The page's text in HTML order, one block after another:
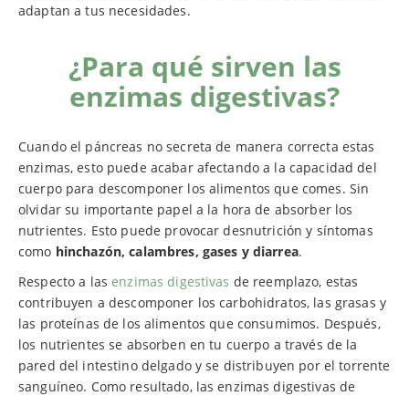
adaptan a tus necesidades.
¿Para qué sirven las
enzimas digestivas?
Cuando el páncreas no secreta de manera correcta estas
enzimas, esto puede acabar afectando a la capacidad del
cuerpo para descomponer los alimentos que comes. Sin
olvidar su importante papel a la hora de absorber los
nutrientes. Esto puede provocar desnutrición y síntomas
como hinchazón, calambres, gases y diarrea.
Respecto a las enzimas digestivas de reemplazo, estas
contribuyen a descomponer los carbohidratos, las grasas y
las proteínas de los alimentos que consumimos. Después,
los nutrientes se absorben en tu cuerpo a través de la
pared del intestino delgado y se distribuyen por el torrente
sanguíneo. Como resultado, las enzimas digestivas de